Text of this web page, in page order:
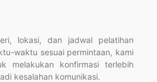
lokasi, dan jadwal pelatihan
waktu sesuai permintaan, kami
melakukan konfirmasi terlebih
kesalahan komunikasi.